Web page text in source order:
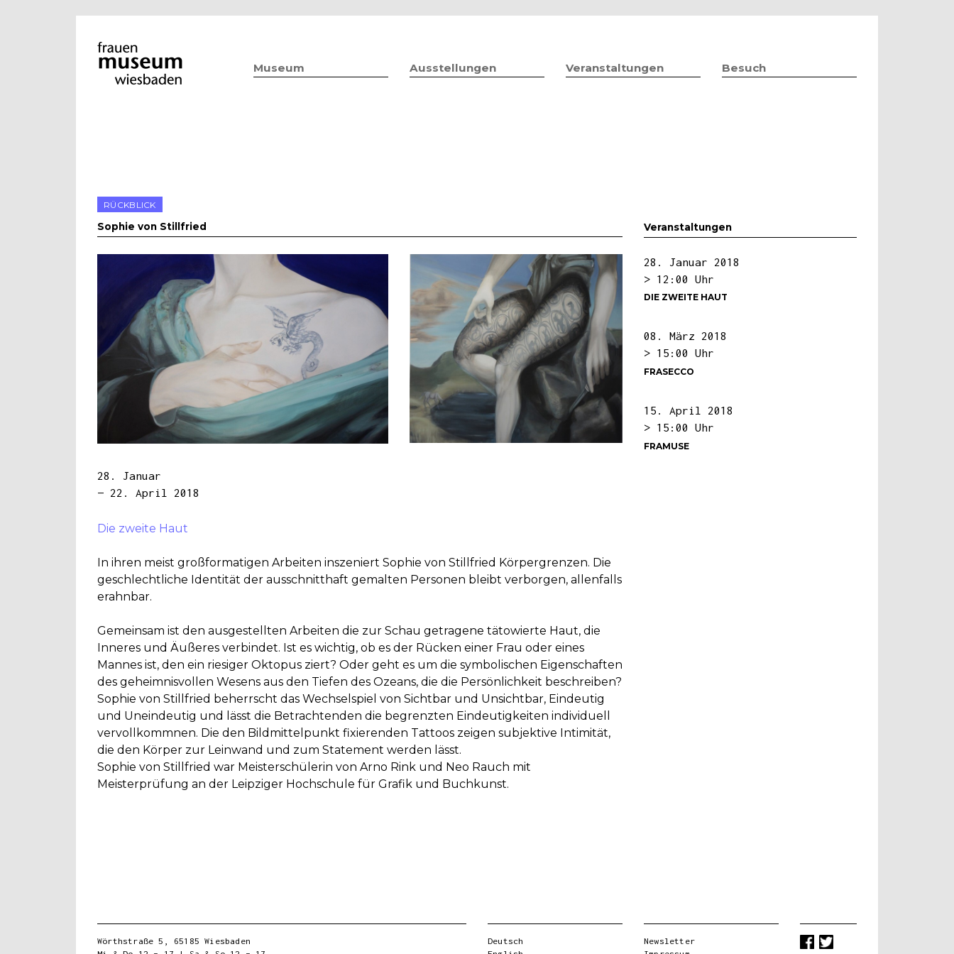
Museum Ausstellungen Veranstaltungen Besuch
RÜCKBLICK
Sophie von Stillfried
28. Januar
— 22. April 2018
Die zweite Haut
In ihren meist großformatigen Arbeiten inszeniert Sophie von Stillfried Körpergrenzen. Die
geschlechtliche Identität der ausschnitthaft gemalten Personen bleibt verborgen, allenfalls
erahnbar.
Gemeinsam ist den ausgestellten Arbeiten die zur Schau getragene tätowierte Haut, die
Inneres und Äußeres verbindet. Ist es wichtig, ob es der Rücken einer Frau oder eines
Mannes ist, den ein riesiger Oktopus ziert? Oder geht es um die symbolischen Eigenschaften
des geheimnisvollen Wesens aus den Tiefen des Ozeans, die die Persönlichkeit beschreiben?
Sophie von Stillfried beherrscht das Wechselspiel von Sichtbar und Unsichtbar, Eindeutig
und Uneindeutig und lässt die Betrachtenden die begrenzten Eindeutigkeiten individuell
vervollkommnen. Die den Bildmittelpunkt fixierenden Tattoos zeigen subjektive Intimität,
die den Körper zur Leinwand und zum Statement werden lässt.
Sophie von Stillfried war Meisterschülerin von Arno Rink und Neo Rauch mit
Meisterprüfung an der Leipziger Hochschule für Grafik und Buchkunst.
Veranstaltungen
28. Januar 2018
> 12:00 Uhr
DIE ZWEITE HAUT
08. März 2018
> 15:00 Uhr
FRASECCO
15. April 2018
> 15:00 Uhr
FRAMUSE
Wörthstraße 5, 65185 Wiesbaden
Deutsch
Newsletter